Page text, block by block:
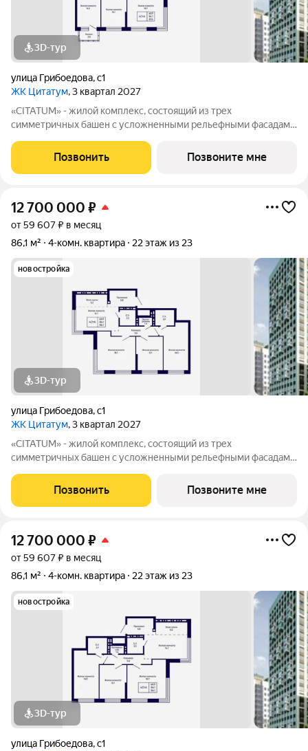
3D-тур
улица Грибоедова,с1
ЖК Цитатум, 3 квартал 2027
«CITATUM» - жилой комплекс, состоящий из трех
симметричных башен с усложненными рельефными фасадами
котором расположится просторное дизайнерское лобби с
консьержем и мягкой зоной ожидания.
Позвонить Позвоните мне
12 700 000 ₽
от 59 607 ₽ в месяц
86,1 м²
4-комн. квартира 22 этаж из 23
новостройка
3D-тур
улица Грибоедова,с1
ЖК Цитатум, 3 квартал 2027
«CITATUM» - жилой комплекс, состоящий из трех
симметричных башен с усложненными рельефными фасадами
котором расположится просторное дизайнерское лобби с
консьержем и мягкой зоной ожидания.
Позвонить Позвоните мне
12 700 000 ₽
от 59 607 ₽ в месяц
86,1 м²
4-комн. квартира 22 этаж из 23
новостройка
3D-тур
улица Грибоедова,с1